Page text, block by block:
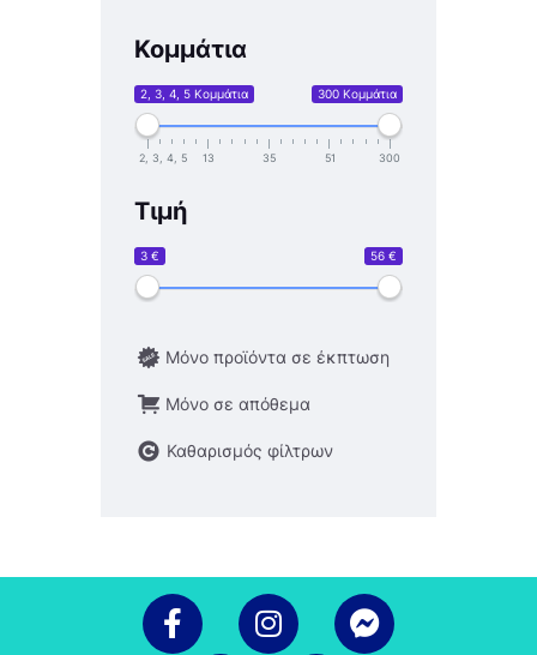
RAVENSBURGER
REMOUNDO
ROBOTIME 1
SCHMIDT 102
The Learning Journey
TOO Alaysky Globe
TOOKY TOY 6
ΔΕΣΥΛΛΑΣ 29
Κομμάτια
2, 3, 4, 5 Κομμάτια 300 Κομμάτια
2, 3, 4, 5 13 35 51 300
Τιμή
3 € 56 €
Μόνο προϊόντα σε έκπτωση
Μόνο σε απόθεμα
Καθαρισμός φίλτρων